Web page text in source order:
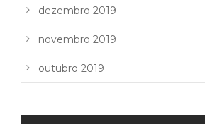
dezembro 2019
novembro 2019
outubro 2019